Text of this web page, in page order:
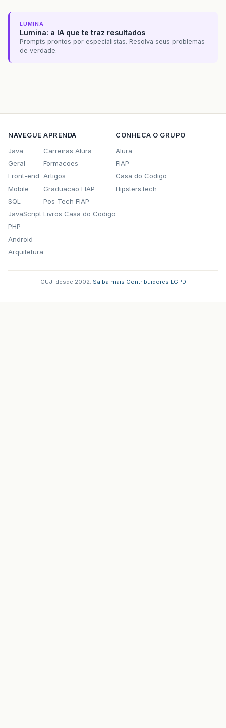
LUMINA
Lumina: a IA que te traz resultados
Prompts prontos por especialistas. Resolva seus problemas
de verdade.
NAVEGUE
Java
Geral
Front-end
Mobile
SQL
JavaScript
PHP
Android
Arquitetura
APRENDA
Carreiras Alura
Formacoes
Artigos
Graduacao FIAP
Pos-Tech FIAP
Livros Casa do Codigo
CONHECA O GRUPO
Alura
FIAP
Casa do Codigo
Hipsters.tech
GUJ: desde 2002. Saiba mais Contribuidores LGPD